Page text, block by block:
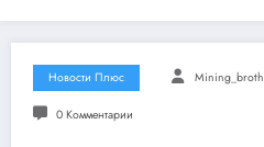
Новости Плюс Mining_broth
0 Комментарии